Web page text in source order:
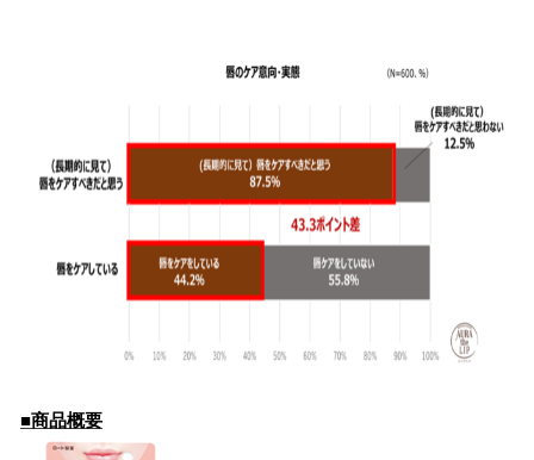
■商品概要